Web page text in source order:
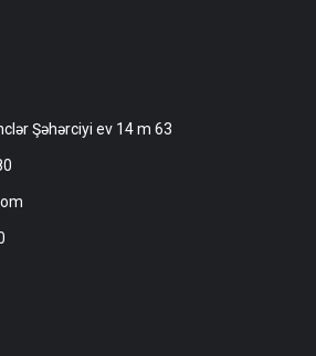
Şəhərciyi ev 14 m 63